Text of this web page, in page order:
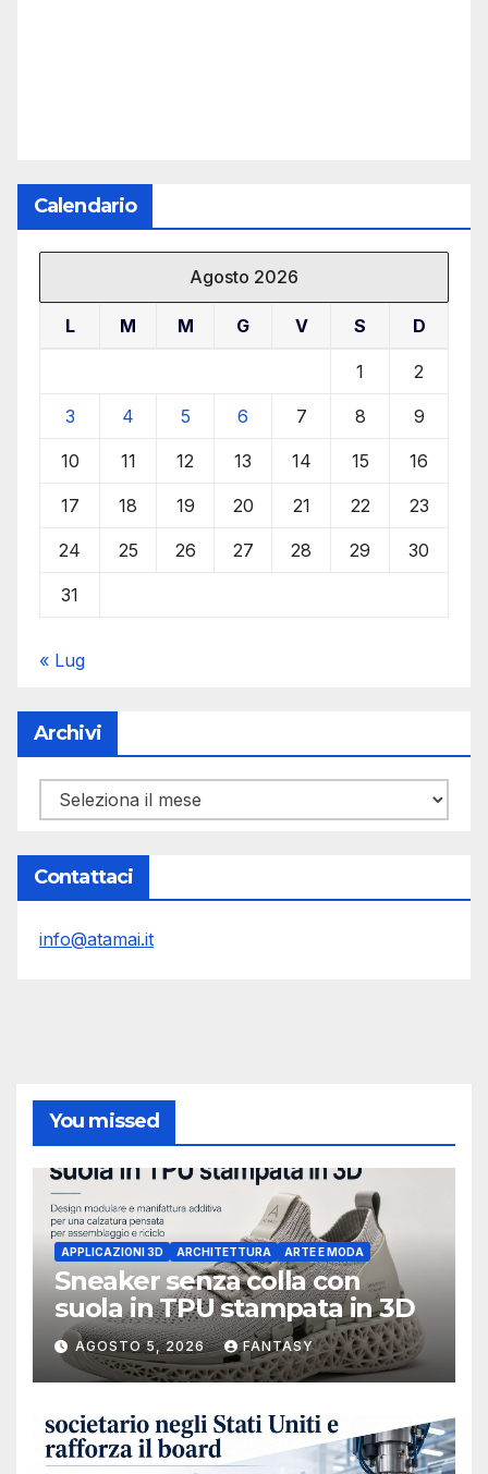
Calendario
Agosto 2026
L M M G V S D
1 2
3 4 5 6 7 8 9
10 11 12 13 14 15 16
17 18 19 20 21 22 23
24 25 26 27 28 29 30
31
« Lug
Archivi
Archivi
Contattaci
info@atamai.it
You missed
APPLICAZIONI 3D ARCHITETTURA ARTE E MODA
Sneaker senza colla con
suola in TPU stampata in 3D
AGOSTO 5, 2026 FANTASY